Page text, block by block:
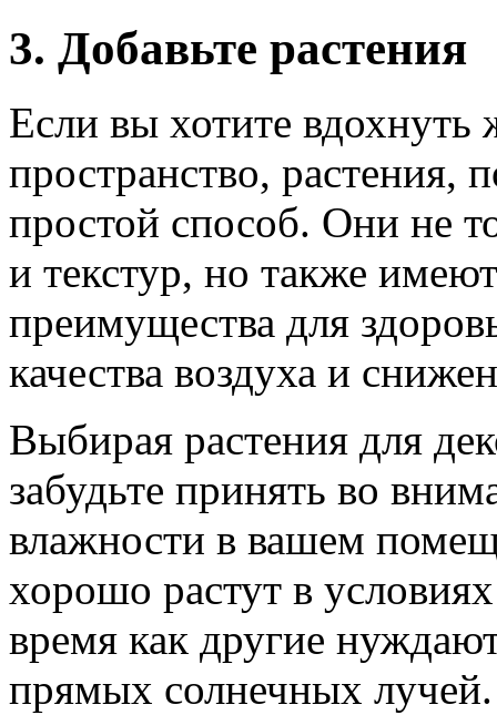
3. Добавьте растения
Если вы хотите
пространство,
простой способ. Они не
и текстур, но также
преимущества для
качества воздуха и
Выбирая растения для
забудьте принять во
влажности в вашем
хорошо растут в
время как другие
прямых солнечных лучей.